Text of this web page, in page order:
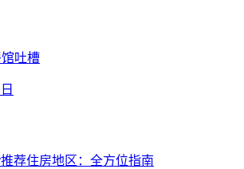
吐槽
荐住房地区：全方位指南